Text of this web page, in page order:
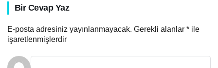
Bir Cevap Yaz
E-posta adresiniz yayınlanmayacak. Gerekli alanlar * ile
işaretlenmişlerdir